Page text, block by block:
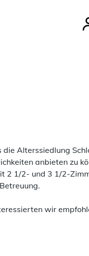
Alterssiedlung
anbieten zu
2 1/2- und 3 1/2-
wir